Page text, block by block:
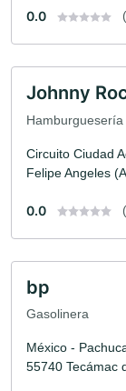
0.0
Johnny
Hamburguesería
Circuito Ciudad
Felipe Angeles
0.0
bp
Gasolinera
México -
55740 Tecámac